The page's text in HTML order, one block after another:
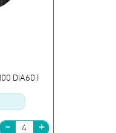
DIA60.1